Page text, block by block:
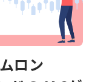
ムロン